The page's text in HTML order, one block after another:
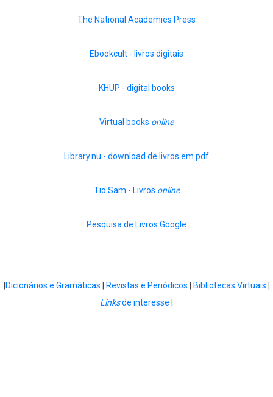
The National Academies Press
Ebookcult - livros digitais
KHUP - digital books
Virtual books online
Library.nu - download de livros em pdf
Tio Sam - Livros online
Pesquisa de Livros Google
Dicionários e Gramáticas Revistas e Periódicos Bibliotecas Virtuais
Linksde interesse